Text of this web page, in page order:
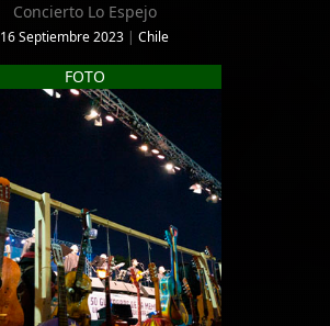
Concierto Lo Espejo
16 Septiembre 2023 | Chile
FOTO